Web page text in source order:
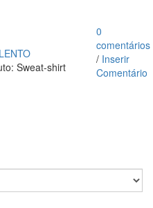
0
comentários
/ Inserir
Comentário
Sweat-shirt